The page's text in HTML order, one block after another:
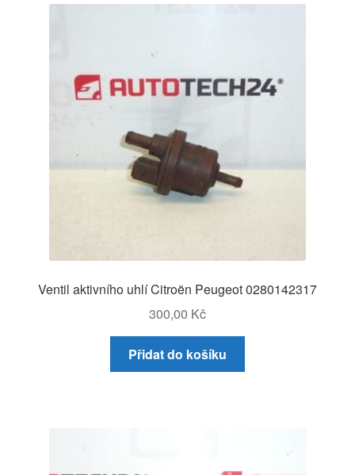
Ventil aktivního uhlí Citroën Peugeot 0280142317
300,00 Kč
Přidat do košíku